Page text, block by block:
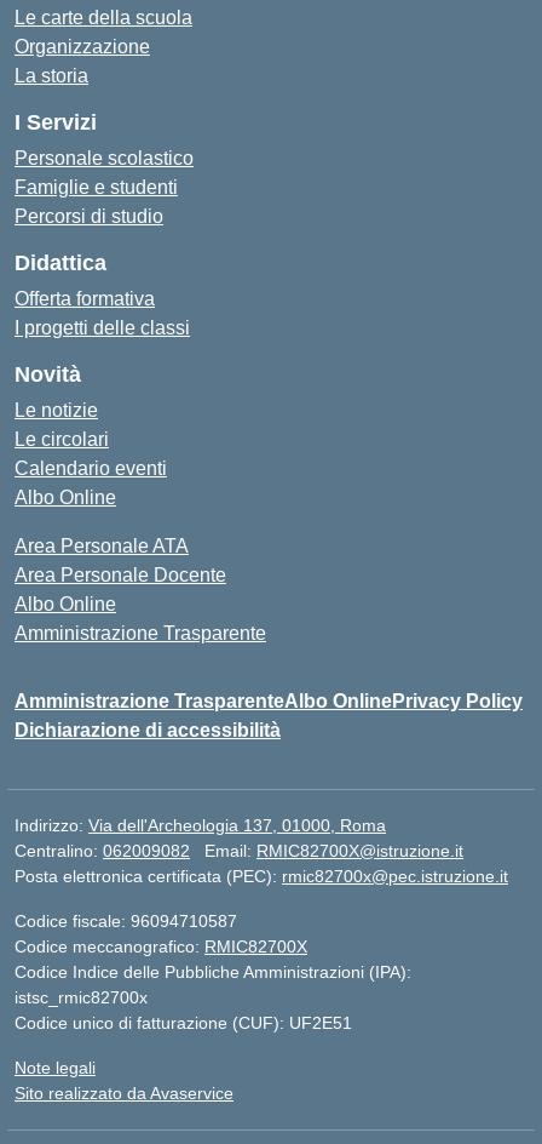
Le carte della scuola
Organizzazione
La storia
I Servizi
Personale scolastico
Famiglie e studenti
Percorsi di studio
Didattica
Offerta formativa
I progetti delle classi
Novità
Le notizie
Le circolari
Calendario eventi
Albo Online
Area Personale ATA
Area Personale Docente
Albo Online
Amministrazione Trasparente
Amministrazione TrasparenteAlbo OnlinePrivacy Policy
Dichiarazione di accessibilità
Indirizzo: Via dell'Archeologia 137, 01000, Roma
Centralino: 062009082 Email: RMIC82700X@istruzione.it
Posta elettronica certificata (PEC): rmic82700x@pec.istruzione.it
Codice fiscale: 96094710587
Codice meccanografico: RMIC82700X
Codice Indice delle Pubbliche Amministrazioni (IPA):
istsc_rmic82700x
Codice unico di fatturazione (CUF): UF2E51
Note legali
Sito realizzato da Avaservice